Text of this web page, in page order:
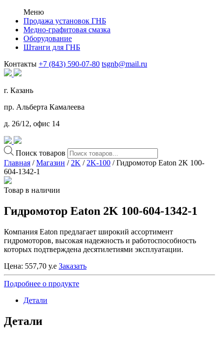
Меню
Продажа установок ГНБ
Медно-графитовая смазка
Оборудование
Штанги для ГНБ
Контакты +7 (843) 590-07-80 tsgnb@mail.ru
г. Казань
пр. Альберта Камалеева
д. 26/12, офис 14
Поиск товаров
Главная /Магазин / 2K / 2K-100 / Гидромотор Eaton 2K 100-
604-1342-1
Товар в наличии
Гидромотор Eaton 2K 100-604-1342-1
Компания Eaton предлагает широкий ассортимент
гидромоторов, высокая надежность и работоспособность
которых подтверждена десятилетиями эксплуатации.
Цена: 557,70 у.е Заказать
Подробнее о продукте
Детали
Детали